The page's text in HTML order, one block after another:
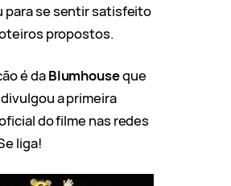
para se sentir satisfeito
propostos.
é daBlumhouseque
a primeira
do filme nas redes
liga!